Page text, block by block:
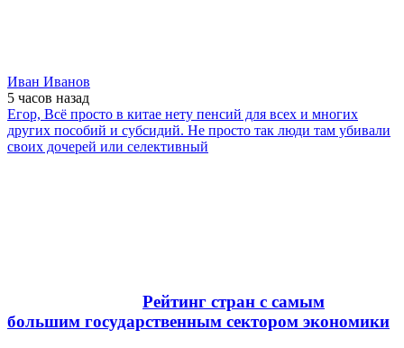
Иван Иванов
5 часов назад
Егор, Всё просто в китае нету пенсий для всех и многих
других пособий и субсидий. Не просто так люди там убивали
своих дочерей или селективный
Рейтинг стран с самым
большим государственным сектором экономики